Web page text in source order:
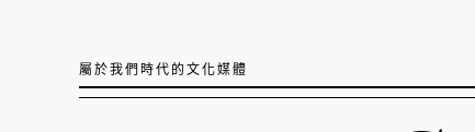
屬於我們時代的文化媒體